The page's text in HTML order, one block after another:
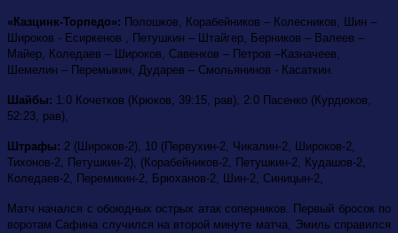
«Казцинк-Торпедо»: Полошков, Корабейников – Колесников, Шин –
Широков - Есиркенов , Петушкин – Штайгер, Берников – Валеев –
Майер, Коледаев – Широков, Савенков – Петров –Казначеев,
Шемелин – Перемыкин, Дударев – Смольянинов - Касаткин.
Шайбы: 1:0 Кочетков (Крюков, 39:15, рав), 2:0 Пасенко (Курдюков,
52:23, рав),
Штрафы: 2 (Широков-2), 10 (Первухин-2, Чикалин-2, Широков-2,
Тихонов-2, Петушкин-2), (Корабейников-2, Петушкин-2, Кудашов-2,
Коледаев-2, Перемикин-2, Брюханов-2, Шин-2, Синицын-2,
Матч начался с обоюдных острых атак соперников. Первый бросок по
воротам Сафина случился на второй минуте матча, Эмиль справился